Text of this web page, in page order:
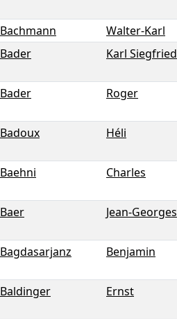
Bachmann Walter-Karl
Bader
Karl Siegfried
Bader Roger
Badoux Héli
Baehni Charles
Baer Jean-Georges
Bagdasarjanz Benjamin
Baldinger Ernst